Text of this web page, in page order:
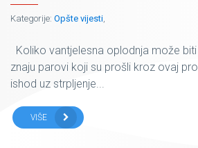
Kategorije: Opšte vijesti,
Koliko vantjelesna oplodnja može
znaju parovi koji su prošli kroz ovaj
ishod uz strpljenje...
VIŠE